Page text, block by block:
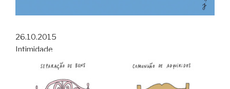
26.10.2015
Intimidade